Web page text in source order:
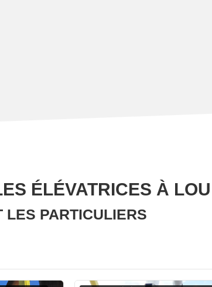
ÉLÉVATRICES À
LES PARTICULIERS